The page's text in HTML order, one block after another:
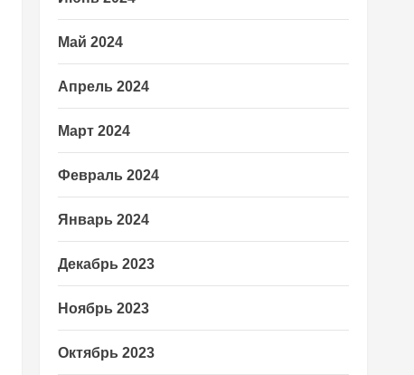
Май 2024
Апрель 2024
Март 2024
Февраль 2024
Январь 2024
Декабрь 2023
Ноябрь 2023
Октябрь 2023